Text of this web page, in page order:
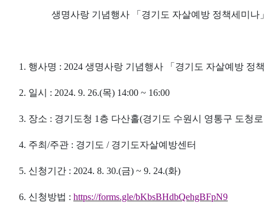
생명사랑 기념행사 「 경기도 자살예방 정책세미나
1. 행사명 : 2024 생명사랑 기념행사 「 경기도 자살예방 정
2. 일시 : 2024. 9. 26.(목) 14:00 ~ 16:00
3. 장소 : 경기도청 1 층 다산홀(경기도 수원시 영통구 도청로
4. 주최 /주관 : 경기도 / 경기도자살예방센터
5. 신청기간 : 2024. 8. 30.(금) ~ 9. 24.(화)
6. 신청방법 : https://forms.gle/bKbsBHdbQehgBFpN9